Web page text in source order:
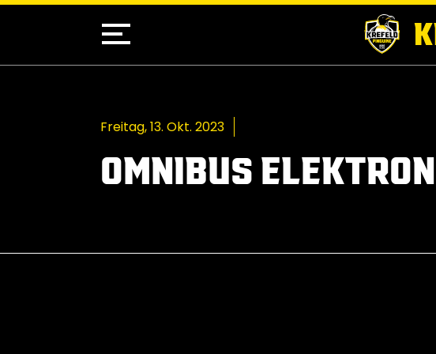
Freitag, 13. Okt. 2023
OMNIBUS